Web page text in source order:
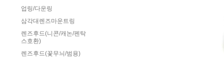
업링/다운링
삼각대렌즈마운트링
렌즈후드(니콘/캐논/펜탁
스호환)
렌즈후드(꽃무늬/범용)